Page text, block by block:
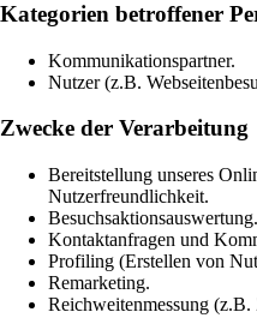
Kategorien betroffener
Kommunikationspartner.
Nutzer (z.B.
Zwecke der Verarbeitung
Bereitstellung unseres
Nutzerfreundlichkeit.
Besuchsaktionsauswertung.
Kontaktanfragen und
Profiling (Erstellen von
Remarketing.
Reichweitenmessung